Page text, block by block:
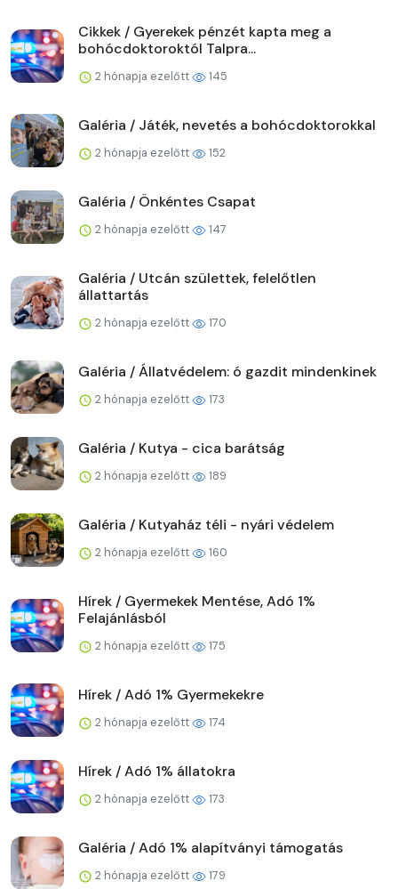
Cikkek / Gyerekek pénzét kapta meg a
bohócdoktoroktól Talpra...
2 hónapja ezelőtt 145
Galéria / Játék, nevetés a bohócdoktorokkal
2 hónapja ezelőtt 152
Galéria / Önkéntes Csapat
2 hónapja ezelőtt 147
Galéria / Utcán születtek, felelőtlen
állattartás
2 hónapja ezelőtt 170
Galéria / Állatvédelem: ó gazdit mindenkinek
2 hónapja ezelőtt 173
Galéria / Kutya - cica barátság
2 hónapja ezelőtt 189
Galéria / Kutyaház téli - nyári védelem
2 hónapja ezelőtt 160
Hírek / Gyermekek Mentése, Adó 1%
Felajánlásból
2 hónapja ezelőtt 175
Hírek / Adó 1% Gyermekekre
2 hónapja ezelőtt 174
Hírek / Adó 1% állatokra
2 hónapja ezelőtt 173
Galéria / Adó 1% alapítványi támogatás
2 hónapja ezelőtt 179